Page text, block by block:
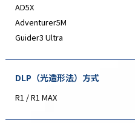
AD5X
Adventurer5M
Guider3 Ultra
DLP（光造形法）方式
R1 / R1 MAX